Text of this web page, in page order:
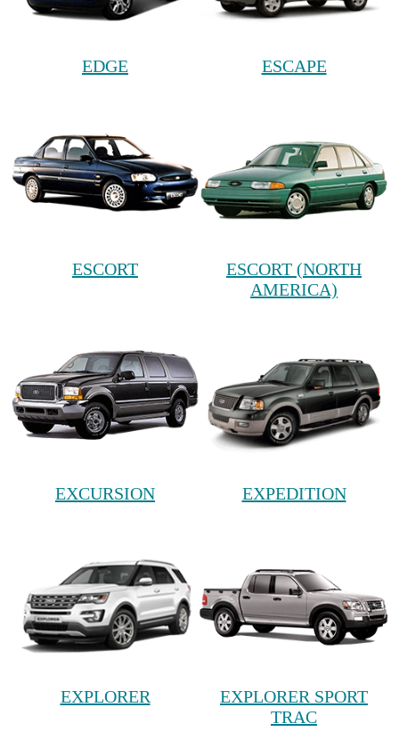
EDGE ESCAPE
ESCORT
ESCORT (NORTH
AMERICA)
EXCURSION EXPEDITION
EXPLORER
EXPLORER SPORT
TRAC